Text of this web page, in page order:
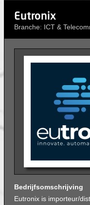
Eutronix
Branche: ICT &
Bedrijfsomschrijving
Eutronix is importeur/